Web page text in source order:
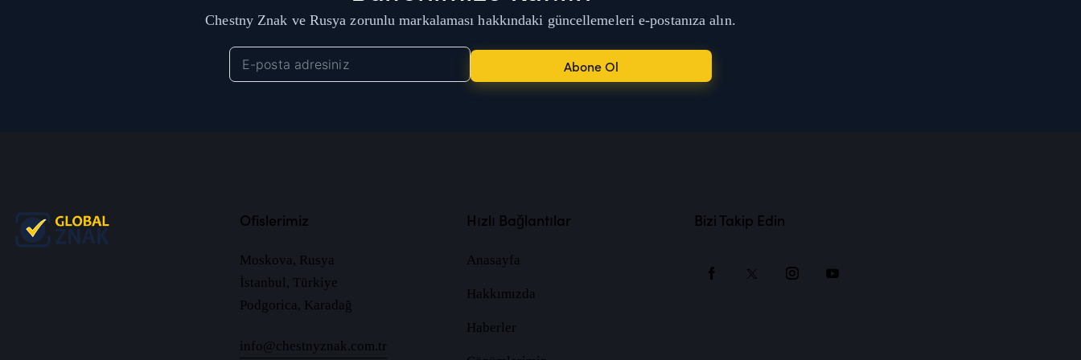
Chestny Znak ve Rusya zorunlu markalaması hakkındaki güncellemeleri e-postanıza alın.
Abone Ol
Ofislerimiz
Moskova, Rusya
İstanbul, Türkiye
Podgorica, Karadağ
info@chestnyznak.com.tr
Hızlı Bağlantılar
Anasayfa
Hakkımızda
Haberler
Bizi Takip Edin